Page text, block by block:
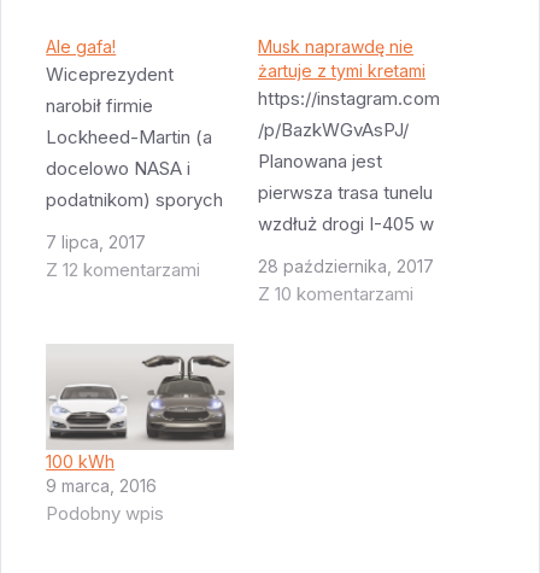
Ale gafa!
Wiceprezydent
narobił firmie
Lockheed-Martin (a
docelowo NASA i
podatnikom) sporych
kosztów - z
nieznanych przyczyn
napisem "nie
dotykać".
Podejrzewam że ten
element będzie
wymagał
czasochłonnego (i
7 lipca, 2017
Z 12 komentarzami
Musk naprawdę nie
żartuje z tymi kretami
https://instagram.com
/p/BazkWGvAsPJ/
Planowana jest
pierwsza trasa tunelu
wzdłuż drogi I-405 w
Los Angeles. Tunel
będzie miał odnogi co
28 października, 2017
Z 10 komentarzami
100 kWh
9 marca, 2016
Podobny wpis